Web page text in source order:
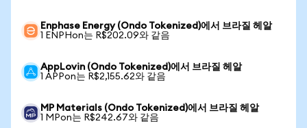
Enphase Energy (Ondo Tokenized)에서 브라질 헤알
1 ENPHon는 R$202.09와 같음
AppLovin (Ondo Tokenized)에서 브라질 헤알
1 APPon는 R$2,155.62와 같음
MP Materials (Ondo Tokenized)에서 브라질 헤알
1 MPon는 R$242.67와 같음